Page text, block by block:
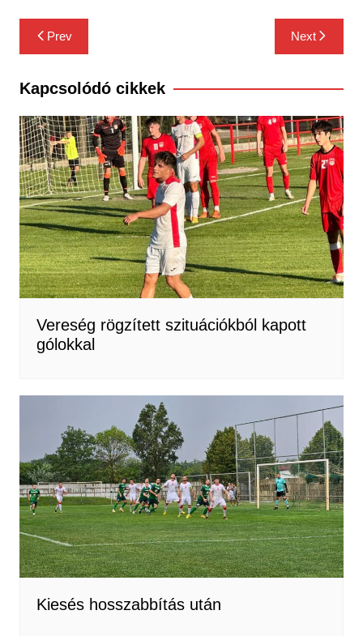
Bejegyzés
navigáció
Prev Next
Kapcsolódó cikkek
Vereség rögzített szituációkból kapott
gólokkal
Kiesés hosszabbítás után